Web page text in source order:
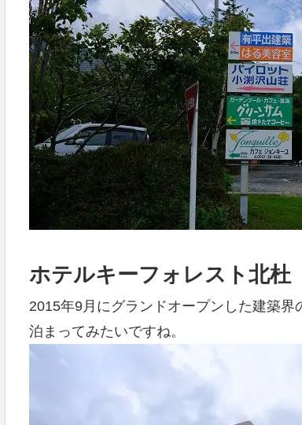
ホテルキーフォレスト北杜
2015年9月にグランドオープンした建築
泊まってみたいですね。